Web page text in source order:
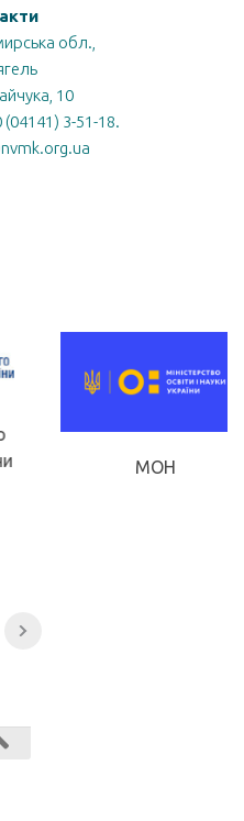
обл.,
10
(04141) 3-51-18.